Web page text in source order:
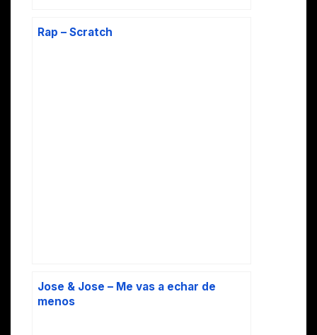
Rap – Scratch
Jose & Jose – Me vas a echar de
menos